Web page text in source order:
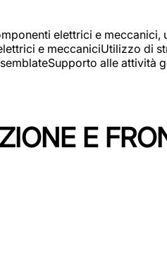
elettrici e
e meccaniciUtilizzo di
alle attività
E